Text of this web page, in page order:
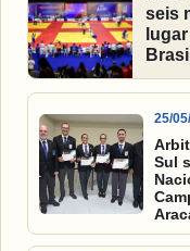
seis
25/
Sul